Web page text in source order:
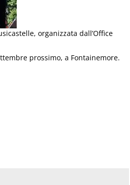
organizzata dall’Office
prossimo, a Fontainemore.